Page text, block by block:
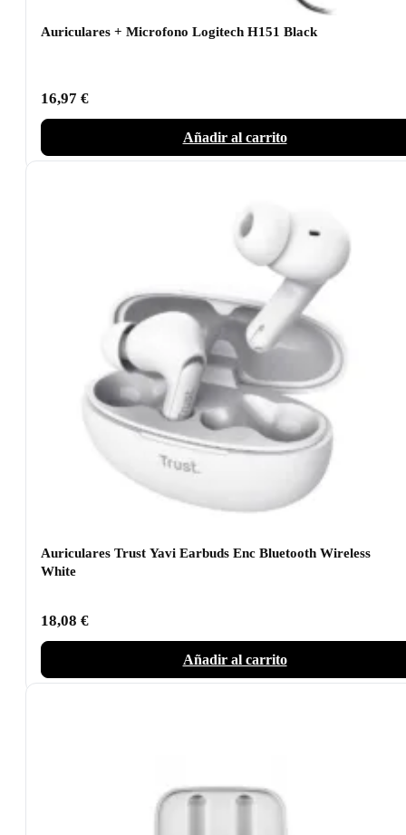
Auriculares + Microfono Logitech H151 Black
16,97 €
Añadir al carrito
Auriculares Trust Yavi Earbuds Enc Bluetooth Wireless
White
18,08 €
Añadir al carrito